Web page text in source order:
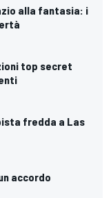
alla fantasia: i
top secret
fredda a Las
accordo